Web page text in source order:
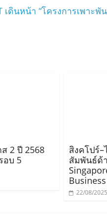
เดินหน้า “โครงการเพาะพั
ส 2 ปี 2568
อบ 5
สิงคโปร์
สัมพันธ์ด้
22/08/2025